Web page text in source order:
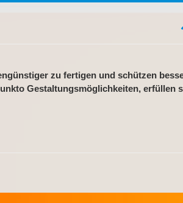
zu fertigen und schützen
Gestaltungsmöglichkeiten, erfüllen